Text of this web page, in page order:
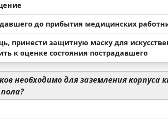
до прибытия медицинских
принести защитную маску для
к оценке состояния пострадавшего
необходимо для заземления корпуса